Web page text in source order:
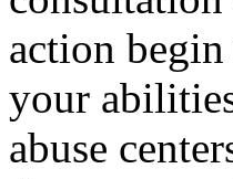
action
your
abuse